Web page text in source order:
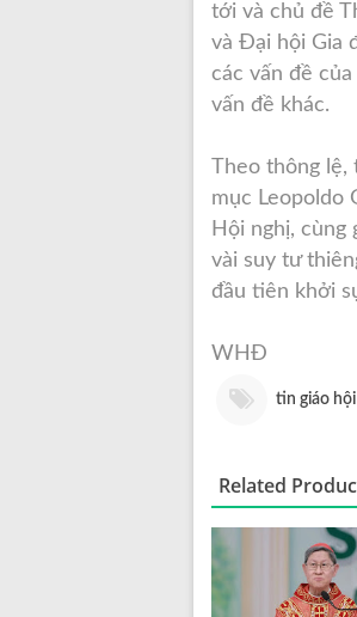
tới và chủ đề
và Đại hội Gia
các vấn đề
vấn đề khác.
Theo thông lệ,
mục Leopoldo
Hội nghị, cùng
vài suy tư
đầu tiên khởi
WHĐ
tin giáo
Related